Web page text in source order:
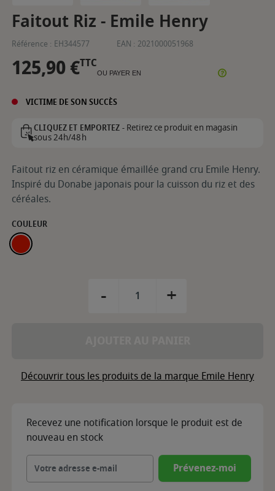
Faitout Riz - Emile Henry
Référence : EH344577 EAN : 2021000051968
125,90 €TTC
OU PAYER EN
VICTIME DE SON SUCCÈS
CLIQUEZ ET EMPORTEZ -Retirez ce produit en magasin
sous 24h/48h
Faitout riz en céramique émaillée grand cru Emile Henry.
Inspiré du Donabe japonais pour la cuisson du riz et des
céréales.
COULEUR
GRAND CRU
- +
Découvrir tous les produits de la marque Emile Henry
Recevez une notification lorsque le produit est de
nouveau en stock
Prévenez-moi